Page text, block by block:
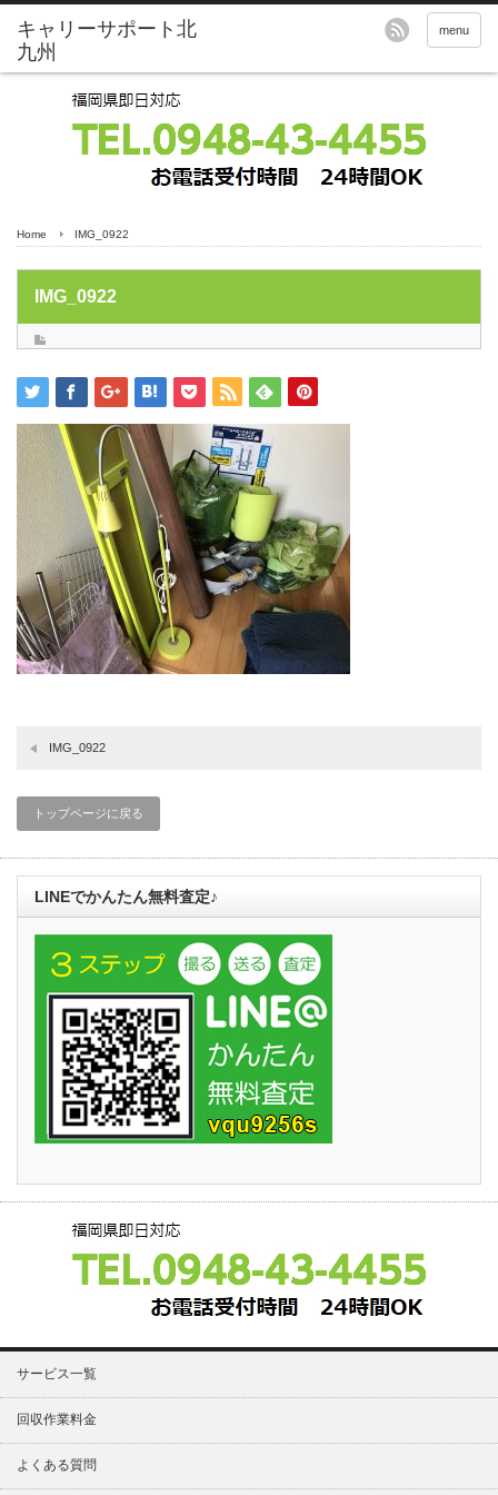
menu
Home IMG_0922
IMG_0922
IMG_0922
トップページに戻る
LINEでかんたん無料査定♪
サービス一覧
回収作業料金
よくある質問